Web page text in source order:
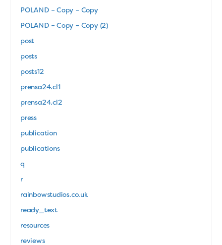
POLAND – Copy – Copy
POLAND – Copy – Copy (2)
post
posts
posts12
prensa24.cl1
prensa24.cl2
press
publication
publications
q
r
rainbowstudios.co.uk
ready_text
resources
reviews